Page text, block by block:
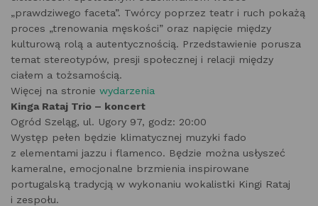
„prawdziwego faceta”. Twórcy poprzez teatr i ruch pokażą
proces „trenowania męskości” oraz napięcie między
kulturową rolą a autentycznością. Przedstawienie porusza
temat stereotypów, presji społecznej i relacji między
ciałem a tożsamością.
Więcej na stronie wydarzenia
Kinga Rataj Trio – koncert
Ogród Szeląg, ul. Ugory 97, godz: 20:00
Występ pełen będzie klimatycznej muzyki fado
z elementami jazzu i flamenco. Będzie można usłyszeć
kameralne, emocjonalne brzmienia inspirowane
portugalską tradycją w wykonaniu wokalistki Kingi Rataj
i zespołu.